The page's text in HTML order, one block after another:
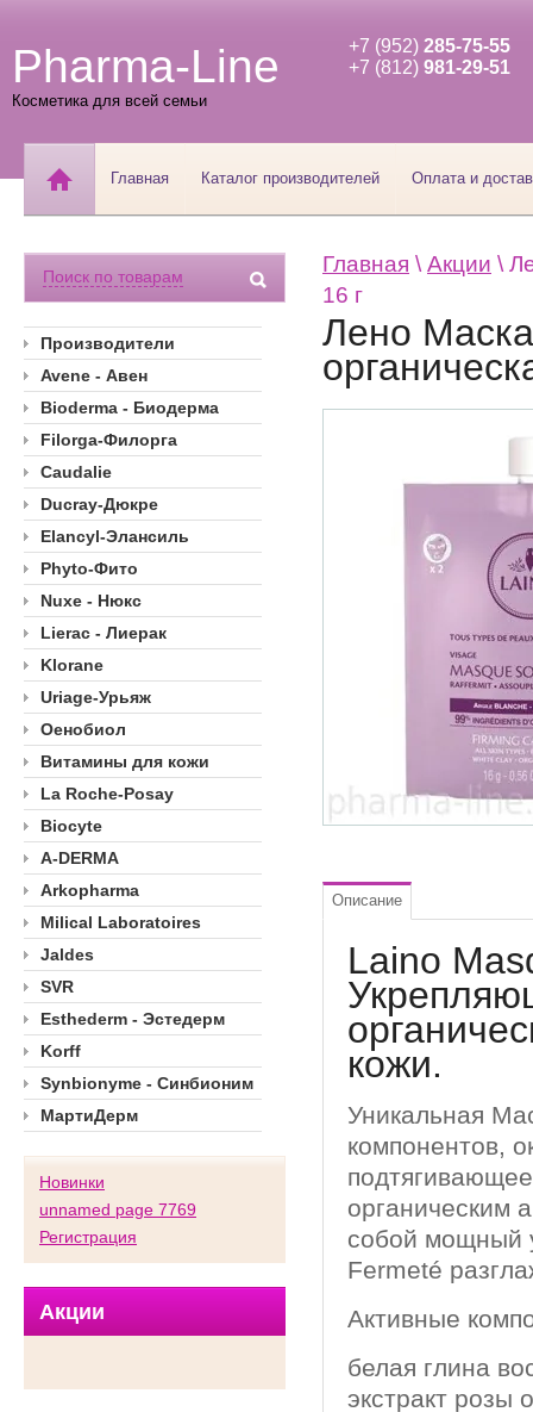
Pharma-Line
Косметика для всей семьи
+7 (952) 285-75-55
+7 (812) 981-29-51
Главная Каталог производителей Оплата и
Поиск по товарам
Производители
Avene - Авен
Bioderma - Биодерма
Filorga-Филорга
Caudalie
Ducray-Дюкре
Elancyl-Элансиль
Phyto-Фито
Nuxe - Нюкс
Lierac - Лиерак
Klorane
Uriage-Урьяж
Оенобиол
Витамины для кожи
La Roche-Posay
Biocyte
A-DERMA
Arkopharma
Milical Laboratoires
Jaldes
SVR
Esthederm - Эстедерм
Korff
Synbionyme - Синбионим
МартиДерм
Новинки
unnamed page 7769
Регистрация
Акции
Главная \ Акции \
16 г
Лено
Описание
Laino
кожи.
Уникальная
компонентов,
органическим
собой мощный
Fermeté
Активные
белая глина
экстракт розы